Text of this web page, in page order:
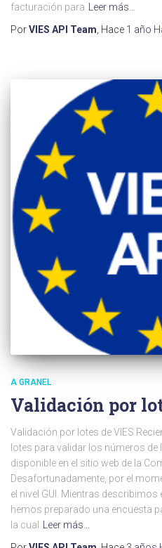
facturación para
Leer más…
PorVIES API Team , Hace 1 año
A GRANEL
Validación por
Validación por lotes de VIES
lotes para validar los números de
disponible en el sitio web de la
Desafortunadamente, por el
el nivel GUI. Mientras describimos
hemos preparado una encuesta
la cual Leer más…